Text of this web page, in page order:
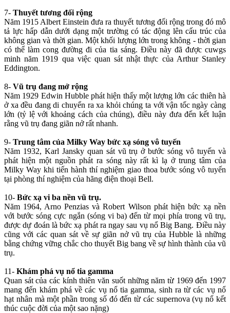
7- Thuyết tương đối rộng
Năm 1915 Albert Einstein đưa ra thuyết tương đối rộng trong đó mô
tả lực hấp dẫn dưới dạng một trường có tác động lên cấu trúc của
không gian và thời gian. Một khối lượng lớn trong không - thời gian
có thể làm cong đường đi của tia sáng. Điều này đã được cuwgs
minh năm 1919 qua việc quan sát nhật thực của Arthur Stanley
Eddington.
8- Vũ trụ đang mở rộng
Năm 1929 Edwin Hubble phát hiện thấy một lượng lớn các thiên hà
ở xa đều đang di chuyển ra xa khỏi chúng ta với vận tốc ngày càng
lớn (tỷ lệ với khoảng cách của chúng), điều này đưa đến kết luận
rằng vũ trụ đang giãn nở rất nhanh.
9- Trung tâm của Milky Way bức xạ sóng vô tuyến
Năm 1932, Karl Jansky quan sát vũ trụ ở bước sóng vô tuyến và
phát hiện một nguồn phát ra sóng này rất kì lạ ở trung tâm của
Milky Way khi tiến hành thí nghiệm giao thoa bước sóng vô tuyến
tại phòng thí nghiệm của hãng điện thoại Bell.
10- Bức xạ vi ba nền vũ trụ.
Năm 1964, Arno Penzias và Robert Wilson phát hiện bức xạ nền
với bước sóng cực ngắn (sóng vi ba) đến từ mọi phía trong vũ trụ,
được dự đoán là bức xạ phát ra ngay sau vụ nổ Big Bang. Điều này
cũng với các quan sát về sự giãn nở vũ trụ của Hubble là những
bằng chứng vững chắc cho thuyết Big bang về sự hình thành của vũ
trụ.
11- Khám phá vụ nổ tia gamma
Quan sát của các kính thiên văn suốt những năm từ 1969 đến 1997
mang đến khám phá về các vụ nổ tia gamma, sinh ra từ các vụ nổ
hạt nhân mà một phần trong số đó đến từ các supernova (vụ nổ kết
thúc cuộc đời của một sao nặng)